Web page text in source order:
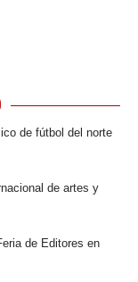
de fútbol del norte
de artes y
de Editores en